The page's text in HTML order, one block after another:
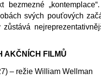
bezmezné
svých pouťových
zůstává
AKČNÍCH FILMŮ
– režie William Wellman